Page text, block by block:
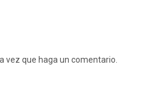
vez que haga un comentario.